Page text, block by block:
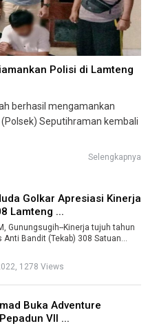
Polisi di Lamteng
berhasil mengamankan
Seputihraman kembali
Selengkapnya
Golkar Apresiasi Kinerja
Lamteng ...
Gunungsugih--Kinerja tujuh tahun
Anti Bandit (Tekab) 308 Satuan
1278 Views
Buka Adventure
VII ...